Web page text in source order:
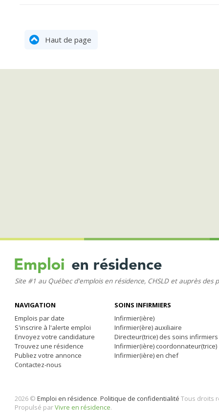
Haut de page
Site #1 au Québec d'emplois en résidence, CHSLD et auprès des
NAVIGATION
Emplois par date
S'inscrire à l'alerte emploi
Envoyez votre candidature
Trouvez une résidence
Publiez votre annonce
Contactez-nous
SOINS INFIRMIERS
Infirmier(ière)
Infirmier(ère) auxiliaire
Directeur(trice) des soins infirmiers
Infirmier(ière) coordonnateur(trice)
Infirmier(ière) en chef
2026 © Emploi en résidence. Politique de confidentialité Tous droits
Propulsé parVivre en résidence.